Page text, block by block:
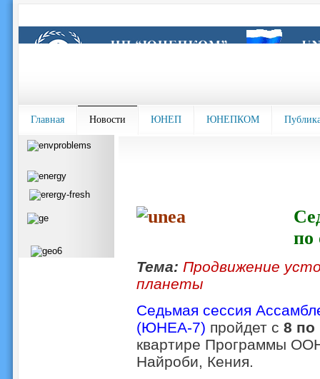
Главная Новости ЮНЕП ЮНЕПКОМ
Тема: Продвижение
планеты
Седьмая сессия
(ЮНЕА-7) пройдет с 8 по
квартире Программы
Найроби, Кения.